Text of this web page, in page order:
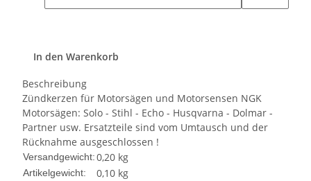
In den Warenkorb
Beschreibung
Zündkerzen für Motorsägen und Motorsensen NGK
Motorsägen: Solo - Stihl - Echo - Husqvarna - Dolmar -
Partner usw. Ersatzteile sind vom Umtausch und der
Rücknahme ausgeschlossen !
Versandgewicht:0,20 kg
Artikelgewicht: 0,10 kg